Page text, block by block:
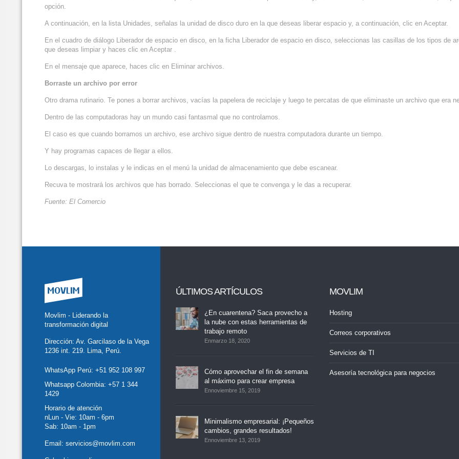
opción.
A continuación, en la lista Unidades, señalas la unidad de disco duro en la que deseas liberar espacio y, a continuación, clic en Aceptar.
En el cuadro de diálogo Liberador de espacio en disco, en la ficha Liberador de espacio en disco, seleccionas las casillas de los tipos de
que deseas limpiar y haces clic en Aceptar .
En el mensaje que aparece, haces clic en Eliminar archivos.
Borraste un archivo por error
Otro drama rutinario. Te pones a borrar archivos, vacías la papelera de reciclaje y luego te percatas de que eliminaste un archivo que era
Dentro de las computadoras hay un mundo casi fantasmal que no controlamos.
El caso es que cuando borramos un archivo, ese archivo sigue dentro de nuestra computadora durante un tiempo.
Y hay programas capaces de llegar a ellos.
Lo descargas, lo instalas y le indicas en el menú la unidad de almacenamiento que debe escanear.
Recuva te mostrará los archivos que has borrado. Seleccionas el que te convenga y le das a recuperar.
Fuente: El Comercio
Movlim - Liderando la
transformación digital
Dirección: Av. Garcilaso de la Vega
1236 int. 219. Lima, Perú.
WhatsApp Perú: +51 952 108 997
Whatsapp Colombia: +57 1 344
1429
Horario de atención
nLun - Vie: 10am - 6pm
Sab: 10am - 1pm
Email: servicios@movlim.com
ÚLTIMOS ARTÍCULOS
¿En cuarentena? Saca provecho a
la nube con estas herramientas de
trabajo remoto
Enmarzo 18, 2020
Cómo aprovechar el fin de semana
al máximo para crear empresa
Ennoviembre 15, 2019
Minimalismo empresarial: ¡Pequeños
cambios, grandes resultados!
Ennoviembre 13, 2019
MOVLIM
Hosting
Correos corporativos
Servicios de TI
Asesoría tecnológica para negocios